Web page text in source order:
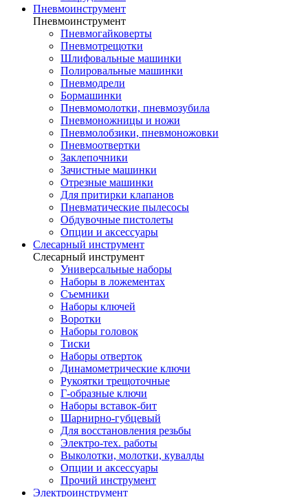
Пневмоинструмент
Пневмоинструмент
Пневмогайковерты
Пневмотрещотки
Шлифовальные машинки
Полировальные машинки
Пневмодрели
Бормашинки
Пневмомолотки, пневмозубила
Пневмоножницы и ножи
Пневмолобзики, пневмоножовки
Пневмоотвертки
Заклепочники
Зачистные машинки
Отрезные машинки
Для притирки клапанов
Пневматические пылесосы
Обдувочные пистолеты
Опции и аксессуары
Слесарный инструмент
Слесарный инструмент
Универсальные наборы
Наборы в ложементах
Съемники
Наборы ключей
Воротки
Наборы головок
Тиски
Наборы отверток
Динамометрические ключи
Рукоятки трещоточные
Г-образные ключи
Наборы вставок-бит
Шарнирно-губцевый
Для восстановления резьбы
Электро-тех. работы
Выколотки, молотки, кувалды
Опции и аксессуары
Прочий инструмент
Электроинструмент